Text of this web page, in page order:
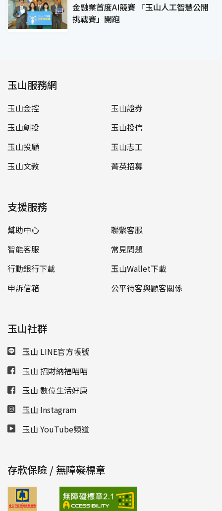
金融業首度AI競賽 「玉山人工智慧公開
挑戰賽」開跑
玉山服務網
玉山金控
玉山證券
玉山創投
玉山投信
玉山投顧
玉山志工
玉山文教
菁英招募
支援服務
幫助中心
聯繫客服
智能客服
常見問題
行動銀行下載
玉山Wallet下載
申訴信箱
公平待客與顧客關係
玉山社群
玉山 LINE官方帳號
玉山 招財納福喵喵
玉山 數位生活好康
玉山 Instagram
玉山 YouTube頻道
存款保險 / 無障礙標章